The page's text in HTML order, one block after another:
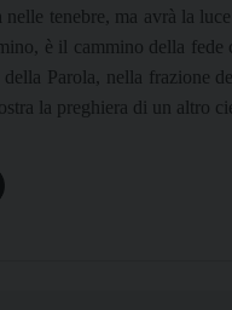
tenebre, ma avrà la
è il cammino della
della Parola, nella frazione
la preghiera di un altro